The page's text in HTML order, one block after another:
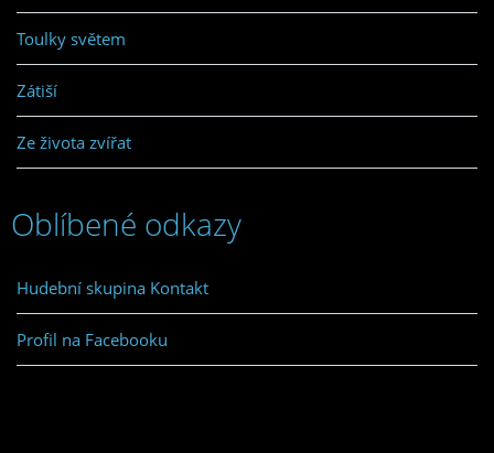
Toulky světem
Zátiší
Ze života zvířat
Oblíbené odkazy
Hudební skupina Kontakt
Profil na Facebooku